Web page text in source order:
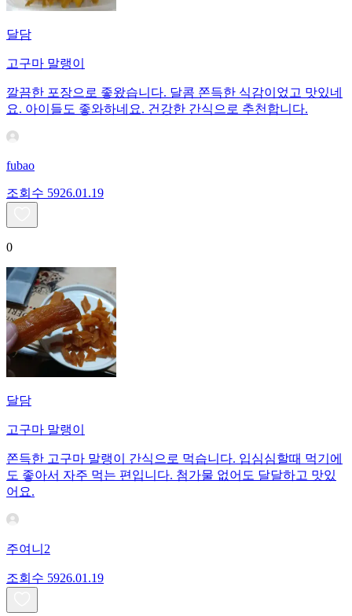
달담
고구마 말랭이
깔끔한 포장으로 좋왔습니다. 달콤 쫀득한 식감이었고 맛있네
요. 아이들도 좋와하네요. 건강한 간식으로 추천합니다.
fubao
조회수 5926.01.19
0
달담
고구마 말랭이
쫀득한 고구마 말랭이 간식으로 먹습니다. 입심심할때 먹기에
도 좋아서 자주 먹는 편입니다. 첨가물 없어도 달달하고 맛있
어요.
주여니2
조회수 5926.01.19